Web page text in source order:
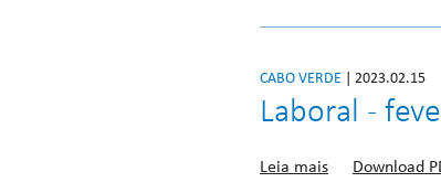
CABO VERDE | 2023.02.15
Laboral -
Leia mais Download